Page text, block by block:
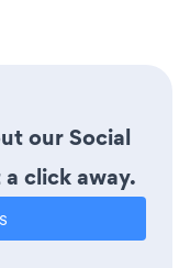
our Social
click away.